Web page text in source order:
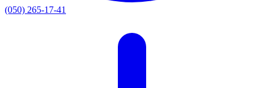
(050) 265-17-41